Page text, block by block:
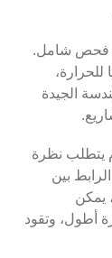
فحص شامل.
الجيدة
يتطلب نظرة
بين
يمكن
أطول، وتقود